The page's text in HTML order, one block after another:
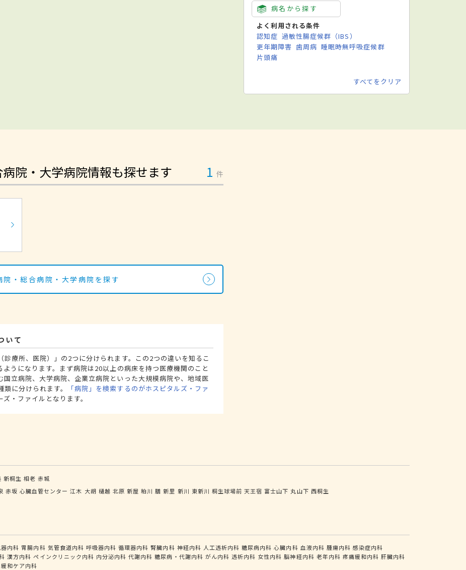
病名から探す
よく利用される条件
認知症 過敏性腸症候群（IBS）
更年期障害 歯周病 睡眠時無呼吸症候群
片頭痛
すべてをクリア
院・大学病院情報も探せます 1 件
・総合病院・大学病院を探す
いて
療所、医院）」の2つに分けられます。この2つの違いを知るこ
うになります。まず病院は20以上の病床を持つ医療機関のこと
立病院、大学病院、企業立病院といった大規模病院や、地域医
に分けられます。
「病院」を検索するのがホスピタルズ・ファ
・ファイルとなります。
新桐生 相老 赤城
赤坂 心臓血管センター 江木 大胡 樋越 北原 新屋 粕川 膳 新里 新川 東新川 桐生球場前 天王宿 富士山下 丸山下 西桐生
内科 胃腸内科 気管食道内科 呼吸器内科 循環器内科 腎臓内科 神経内科 人工透析内科 糖尿病内科 心臓内科 血液内科 腫瘍内科 感染症内科
漢方内科 ペインクリニック内科 内分泌内科 代謝内科 糖尿病・代謝内科 がん内科 透析内科 女性内科 脳神経内科 老年内科 疼痛緩和内科 肝臓内科
緩和ケア内科